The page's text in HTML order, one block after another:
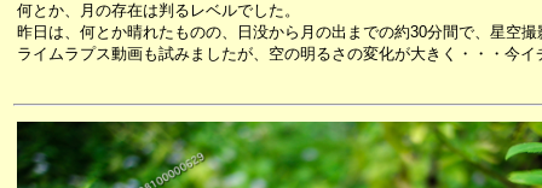
何とか、月の存在は判るレベルでした。
昨日は、何とか晴れたものの、日没から月の出までの約30分間で、星空撮
ライムラプス動画も試みましたが、空の明るさの変化が大きく・・・今イ